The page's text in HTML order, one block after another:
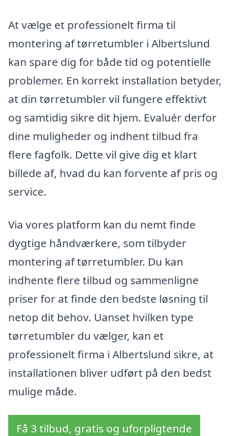
At vælge et professionelt firma til
montering af tørretumbler i Albertslund
kan spare dig for både tid og potentielle
problemer. En korrekt installation betyder,
at din tørretumbler vil fungere effektivt
og samtidig sikre dit hjem. Evaluér derfor
dine muligheder og indhent tilbud fra
flere fagfolk. Dette vil give dig et klart
billede af, hvad du kan forvente af pris og
service.
Via vores platform kan du nemt finde
dygtige håndværkere, som tilbyder
montering af tørretumbler. Du kan
indhente flere tilbud og sammenligne
priser for at finde den bedste løsning til
netop dit behov. Uanset hvilken type
tørretumbler du vælger, kan et
professionelt firma i Albertslund sikre, at
installationen bliver udført på den bedst
mulige måde.
Få 3 tilbud, gratis og uforpligtende